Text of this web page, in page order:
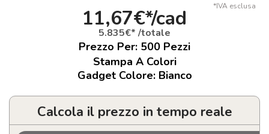
*IVA esclusa
11,67€*/cad
5.835€* /totale
Prezzo Per: 500 Pezzi
Stampa A Colori
Gadget Colore: Bianco
Calcola il prezzo in tempo reale